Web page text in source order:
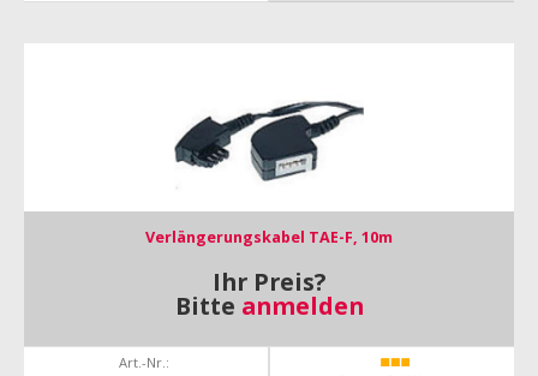
Verlängerungskabel TAE-F, 10m
Ihr Preis?
Bitte anmelden
Art.-Nr.: